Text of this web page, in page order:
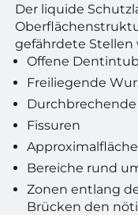
Der liquide
gefährdete Stellen
Offene
Freiliegende
Durchbrechende
Fissuren
Bereiche rund
Zonen entlang
Brücken den